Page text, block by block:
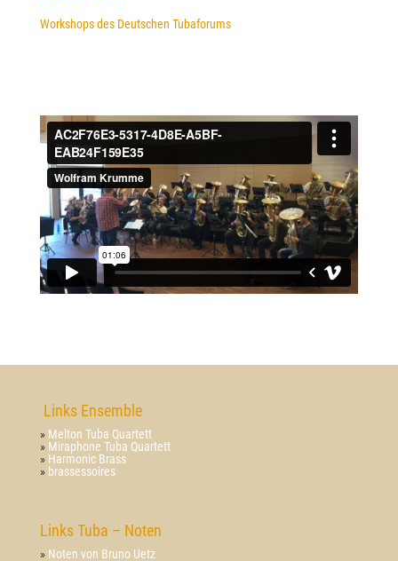
Workshops des Deutschen Tubaforums
Links Ensemble
» Melton Tuba Quartett
»Miraphone Tuba Quartett
»Harmonic Brass
» brassessoires
Links Tuba – Noten
» Noten von Bruno Uetz